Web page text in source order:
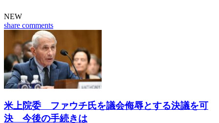
NEW
share comments
米上院委 ファウチ氏を議会侮辱とする決議を可
決 今後の手続きは